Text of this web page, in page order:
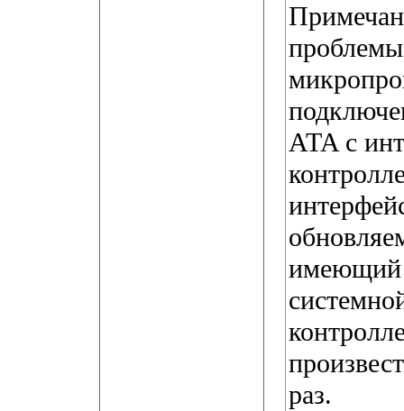
ATA с
имеющий
раз.